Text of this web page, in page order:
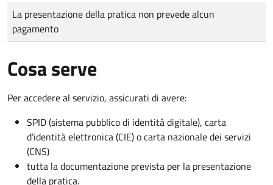
Tipo di pagamento
Importo
La presentazione della pratica non prevede alcun
pagamento
Cosa serve
Per accedere al servizio, assicurati di avere:
SPID (sistema pubblico di identità digitale), carta
d’identità elettronica (CIE) o carta nazionale dei servizi
(CNS)
tutta la documentazione prevista per la presentazione
della pratica.